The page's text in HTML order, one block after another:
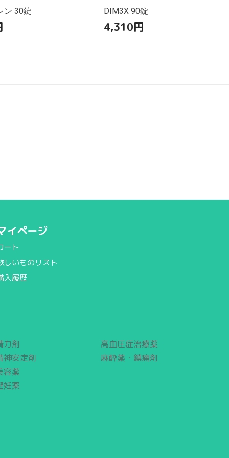
ン 30錠 DIM3X 90錠
4,310円
イページ
ート
しいものリスト
入履歴
力剤
神安定剤
容薬
妊薬
高血圧症治療薬
麻酔薬・鎮痛剤